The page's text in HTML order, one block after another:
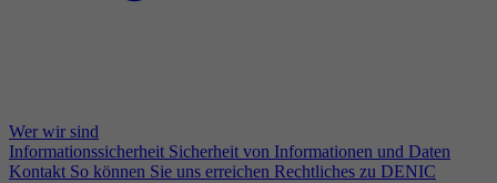
Wer wir sind
Informationssicherheit Sicherheit von Informationen und Daten
Kontakt So können Sie uns erreichen Rechtliches zu DENIC